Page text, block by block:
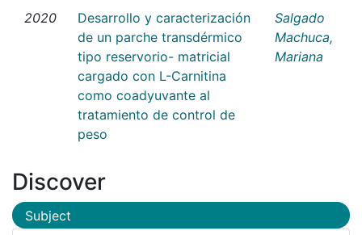
2020
Desarrollo y caracterización
de un parche transdérmico
tipo reservorio- matricial
cargado con L-Carnitina
como coadyuvante al
tratamiento de control de
peso
Salgado
Machuca,
Mariana
Discover
Subject